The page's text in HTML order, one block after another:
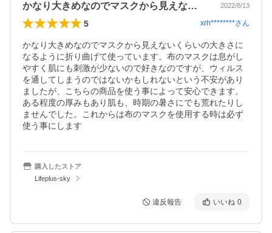
かなり大きめなのでマスクから見えないく… 2022/8/13
5 xrh********さん
かなり大きめなのでマスクから見えないくらいの大きさに
なるように折り曲げて使っています。布のマスクは息がし
やすく肌にも刺激が少ないので好きなのですが、ウィルス
を通してしまうのではないかもしれないという不安があり
ましたが、こちらの商品を使う事によって安心できます。
ある程度の厚みもあり肌も、時期の暑さにでも荒れたりし
ませんでした。これからは布のマスクを使用する時は必ず
使う事にします
購入したストア
Lifeplus-sky
違反報告 いいね 0